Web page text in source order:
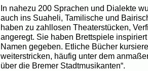
In nahezu 200 Sprachen und Dialekte
auch ins Suaheli, Tamilische und
haben zu zahllosen Theaterstücken,
angeregt. Sie haben Brettspiele
Namen gegeben. Etliche Bücher
weiterstricken, häufig unter dem
über die Bremer Stadtmusikanten“.